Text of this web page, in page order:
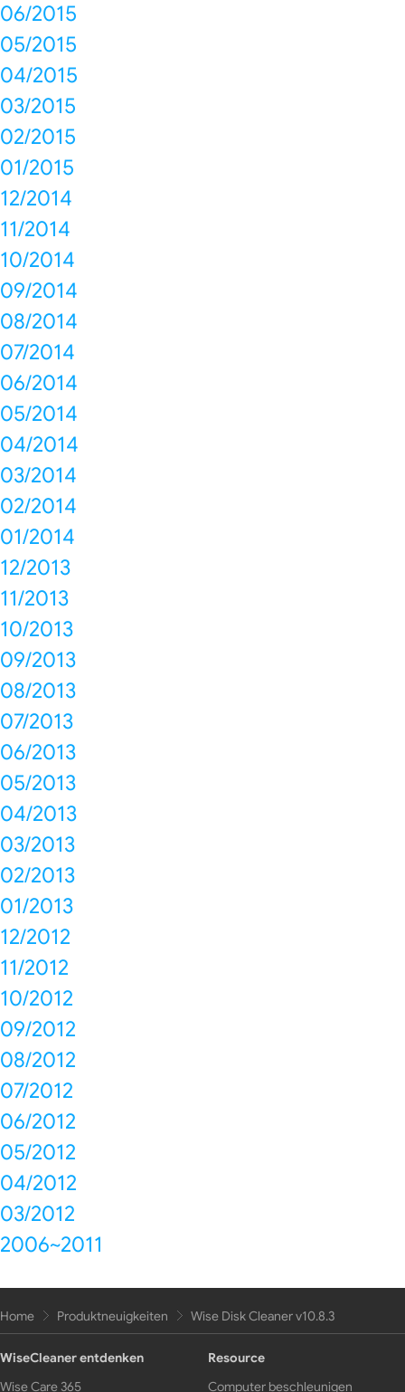
06/2015
05/2015
04/2015
03/2015
02/2015
01/2015
12/2014
11/2014
10/2014
09/2014
08/2014
07/2014
06/2014
05/2014
04/2014
03/2014
02/2014
01/2014
12/2013
11/2013
10/2013
09/2013
08/2013
07/2013
06/2013
05/2013
04/2013
03/2013
02/2013
01/2013
12/2012
11/2012
10/2012
09/2012
08/2012
07/2012
06/2012
05/2012
04/2012
03/2012
2006~2011
Home Produktneuigkeiten Wise Disk Cleaner v10.8.3
WiseCleaner entdenken
Wise Care 365
Resource
Computer beschleunigen